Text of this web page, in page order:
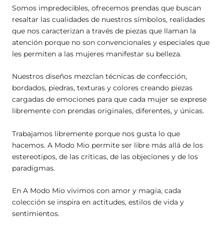
Somos impredecibles, ofrecemos prendas que buscan
resaltar las cualidades de nuestros símbolos, realidades
que nos caracterizan a través de piezas que llaman la
atención porque no son convencionales y especiales que
les permiten a las mujeres manifestar su belleza.
Nuestros diseños mezclan técnicas de confección,
bordados, piedras, texturas y colores creando piezas
cargadas de emociones para que cada mujer se exprese
libremente con prendas originales, diferentes, y únicas.
Trabajamos libremente porque nos gusta lo que
hacemos. A Modo Mio permite ser libre más allá de los
estereotipos, de las críticas, de las objeciones y de los
paradigmas.
En A Modo Mio vivimos con amor y magia, cada
colección se inspira en actitudes, estilos de vida y
sentimientos.